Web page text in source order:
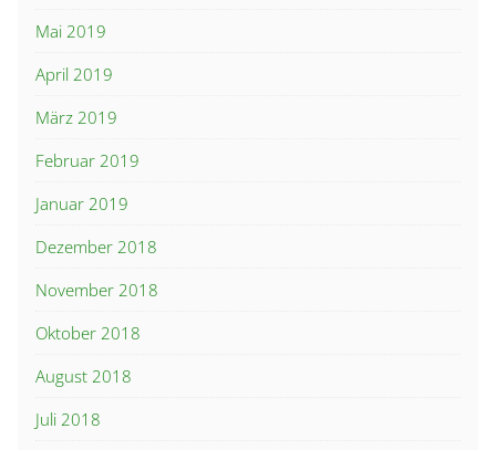
Mai 2019
April 2019
März 2019
Februar 2019
Januar 2019
Dezember 2018
November 2018
Oktober 2018
August 2018
Juli 2018